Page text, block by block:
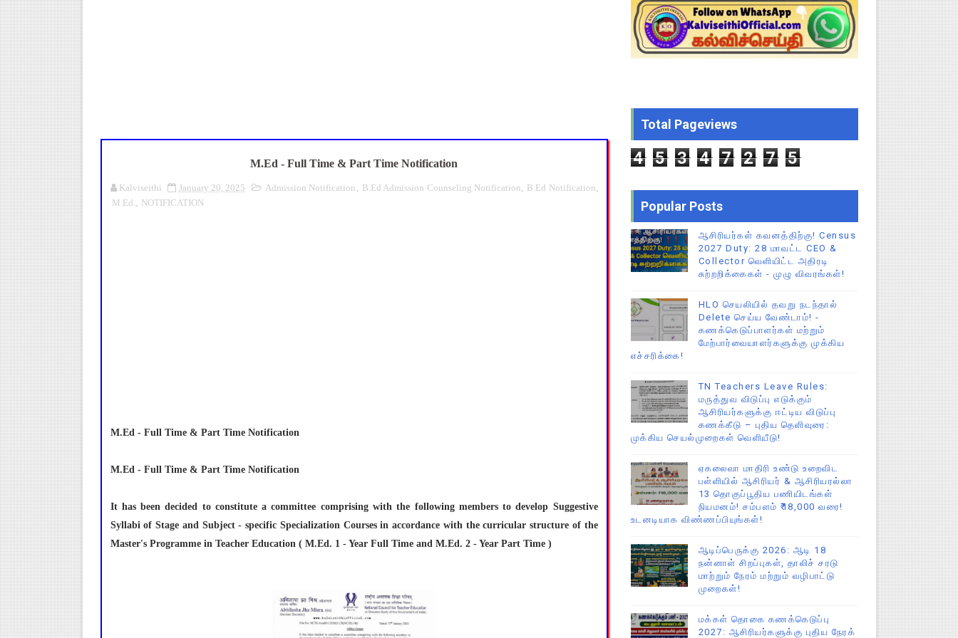
Census 2027: ஆசிரியர்கள் கணக்கெடுப்பு பணி செய்ய 3 முக்கிய புதிய கட்டுப்பாடுகள் – விழுப்புரம் CEO சுற்றறிக்கை!
TN Teachers Leave Rules: மருத்துவ விடுப்பு எடுக்கும் ஆசிரியர்களுக்கு ஈட்டிய விடுப்பு கணக்கீடு – புதிய தெளிவுரை: முக்கிய செயல்முறைகள் வெளியீடு!
M.Ed - Full Time & Part Time Notification
Kalviseithi January 20, 2025 Admission Notification , B.Ed Admission Counseling Notification, B.Ed Notification,
M.Ed., NOTIFICATION
M.Ed - Full Time & Part Time Notification
M.Ed - Full Time & Part Time Notification
It has been decided to constitute a committee comprising with the following members to develop Suggestive
Syllabi of Stage and Subject - specific Specialization Courses in accordance with the curricular structure of the
Master's Programme in Teacher Education ( M.Ed. 1 - Year Full Time and M.Ed. 2 - Year Part Time )
Total Pageviews
4 5 3 4 7 2 7 5
Popular Posts
ஆசிரியர்கள் கவனத்திற்கு! Census
2027 Duty: 28 மாவட்ட CEO &
Collector வெளியிட்ட அதிரடி
சுற்றறிக்கைகள் - முழு விவரங்கள்!
HLO செயலியில் தவறு நடந்தால்
Delete செய்ய வேண்டாம்! -
கணக்கெடுப்பாளர்கள் மற்றும்
மேற்பார்வையாளர்களுக்கு முக்கிய
எச்சரிக்கை!
TN Teachers Leave Rules:
மருத்துவ விடுப்பு எடுக்கும்
ஆசிரியர்களுக்கு ஈட்டிய விடுப்பு
கணக்கீடு – புதிய தெளிவுரை:
முக்கிய செயல்முறைகள் வெளியீடு!
ஏகலைவா மாதிரி உண்டு உறைவிட
பள்ளியில் ஆசிரியர் & ஆசிரியரல்லா
13 தொகுப்பூதிய பணியிடங்கள்
நியமனம்! சம்பளம் ₹18,000 வரை!
உடனடியாக விண்ணப்பியுங்கள்!
ஆடிப்பெருக்கு 2026: ஆடி 18
நன்னாள் சிறப்புகள், தாலிச் சரடு
மாற்றும் நேரம் மற்றும் வழிபாட்டு
முறைகள்!
மக்கள் தொகை கணக்கெடுப்பு
2027: ஆசிரியர்களுக்கு புதிய நேரக்